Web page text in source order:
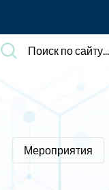
Поиск
по
Мероприятия